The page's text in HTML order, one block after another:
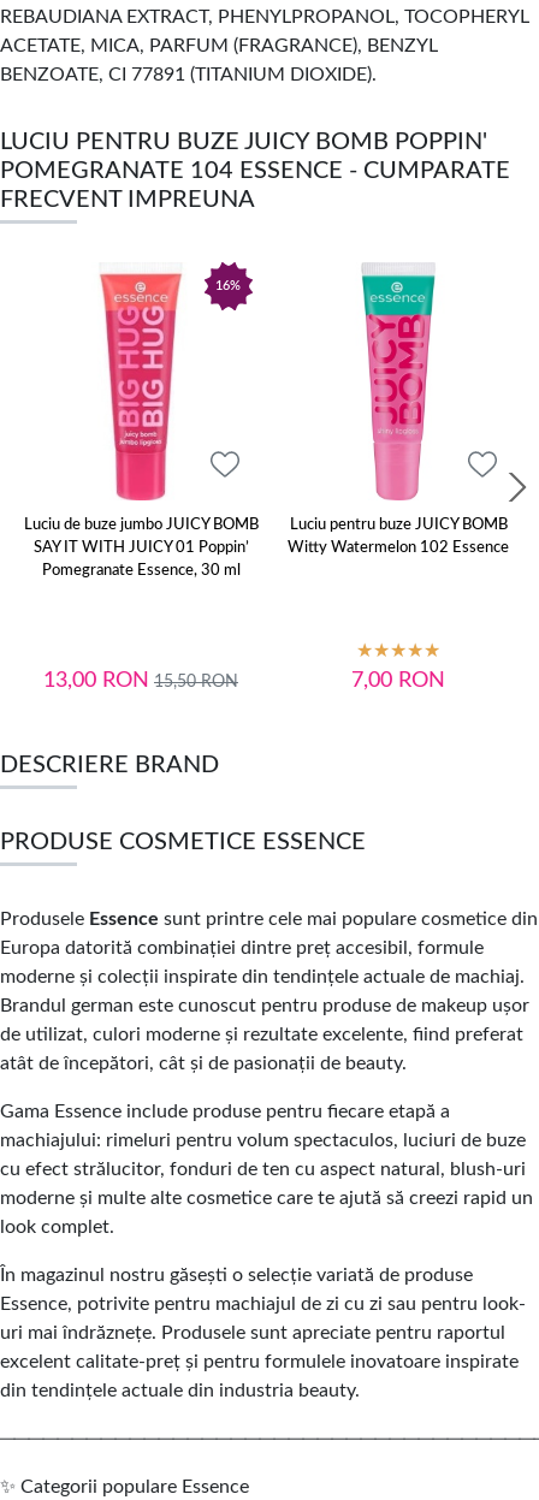
REBAUDIANA EXTRACT, PHENYLPROPANOL, TOCOPHERYL
ACETATE, MICA, PARFUM (FRAGRANCE), BENZYL
BENZOATE, CI 77891 (TITANIUM DIOXIDE).
LUCIU PENTRU BUZE JUICY BOMB POPPIN'
POMEGRANATE 104 ESSENCE - CUMPARATE
FRECVENT IMPREUNA
16%
Luciu de buze jumbo JUICY BOMB
SAY IT WITH JUICY 01 Poppin’
Pomegranate Essence, 30 ml
13,00 RON 15,50RON
Luciu pentru buze JUICY BOMB
Witty Watermelon 102 Essence
7,00 RON
DESCRIERE BRAND
PRODUSE COSMETICE ESSENCE
Produsele Essence sunt printre cele mai populare cosmetice din
Europa datorită combinației dintre preț accesibil, formule
moderne și colecții inspirate din tendințele actuale de machiaj.
Brandul german este cunoscut pentru produse de makeup ușor
de utilizat, culori moderne și rezultate excelente, fiind preferat
atât de începători, cât și de pasionații de beauty.
Gama Essence include produse pentru fiecare etapă a
machiajului: rimeluri pentru volum spectaculos, luciuri de buze
cu efect strălucitor, fonduri de ten cu aspect natural, blush-uri
moderne și multe alte cosmetice care te ajută să creezi rapid un
look complet.
În magazinul nostru găsești o selecție variată de produse
Essence, potrivite pentru machiajul de zi cu zi sau pentru look-
uri mai îndrăznețe. Produsele sunt apreciate pentru raportul
excelent calitate-preț și pentru formulele inovatoare inspirate
din tendințele actuale din industria beauty.
✨ Categorii populare Essence